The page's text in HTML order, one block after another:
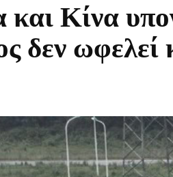
Κίνα
δεν ωφελεί